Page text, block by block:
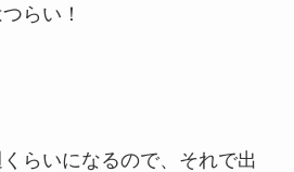
らい！
らいになるので、それで出